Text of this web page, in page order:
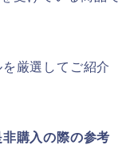
厳選してご紹介
購入の際の参考